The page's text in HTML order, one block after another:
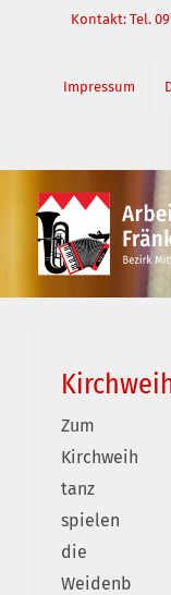
springen
Kontakt: Tel.
Impressum
Zum
Kirchweih
tanz
spielen
die
Weidenb